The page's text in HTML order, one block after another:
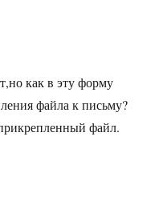
как в эту форму
файла к письму?
файл.